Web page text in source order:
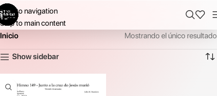
Skip to navigation
Skip to main content
Inicio
Mostrando el único resultado
Show sidebar